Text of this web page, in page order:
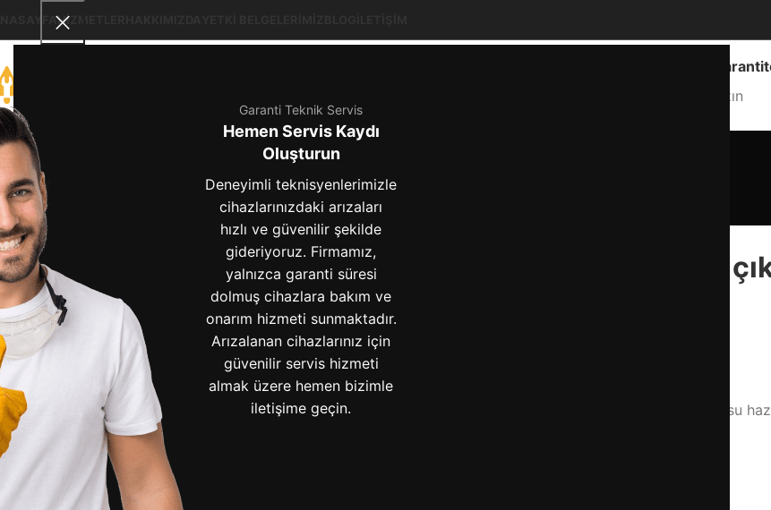
Garanti Teknik Servis
Hemen Servis Kaydı
Oluşturun
Deneyimli teknisyenlerimizle
cihazlarınızdaki arızaları
hızlı ve güvenilir şekilde
gideriyoruz. Firmamız,
yalnızca garanti süresi
dolmuş cihazlara bakım ve
onarım hizmeti sunmaktadır.
Arızalanan cihazlarınız için
güvenilir servis hizmeti
almak üzere hemen bizimle
iletişime geçin.
HIZMETLER
Bize Yazın
arçelik buzdolabı su haznesi nasıl
Arçelik Buzdolabı Su Haznesi Nasıl Çıkarılır? Adım Adım Rehber
Arçelik buzdolabınızın su haznesini temizlemek veya değiştirmek için doğru yerdesiniz. Bu pratik rehber ile su
arçelik buzdolabı su haznesi nasıl çıkarılır, arçelik su haznesi temizliği, arçelik buzdolabı su tankı sökme
Su Haznesi Çıkarma Öncesi Hazırlık